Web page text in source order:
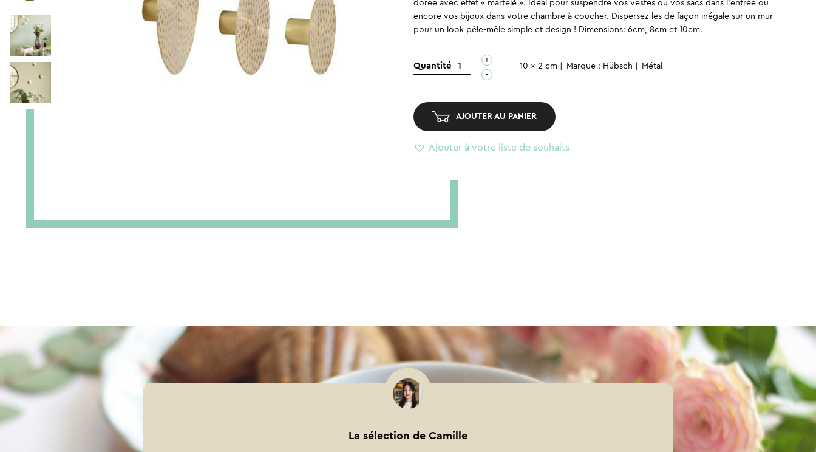
dorée avec effet « martelé ». Idéal pour suspendre vos vestes ou vos sacs dans l’entrée ou
encore vos bijoux dans votre chambre à coucher. Dispersez-les de façon inégale sur un mur
pour un look pêle-mêle simple et design ! Dimensions: 6cm, 8cm et 10cm.
Quantité quantité
-
+
-
10 x 2 cm Marque : Hübsch Métal
AJOUTER AU PANIER
Ajouter à votre liste de souhaits
La sélection de Camille